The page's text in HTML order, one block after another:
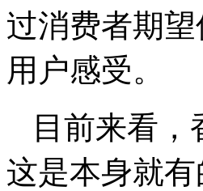
过消费者期
用户感受。
目前来看
这是本身就